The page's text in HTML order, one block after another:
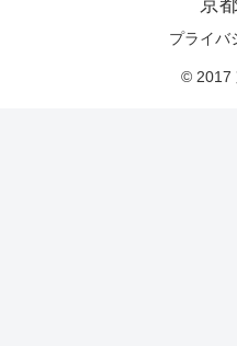
京
プライバ
© 2017